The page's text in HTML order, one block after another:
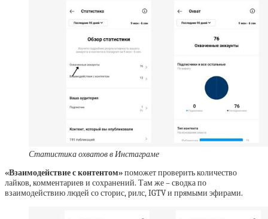
Статистика охватов в Инстаграме
«Взаимодействие с контентом»поможет проверить количество
лайков, комментариев и сохранений. Там же – сводка по
взаимодействию людей со сторис, рилс, IGTV и прямыми эфирами.